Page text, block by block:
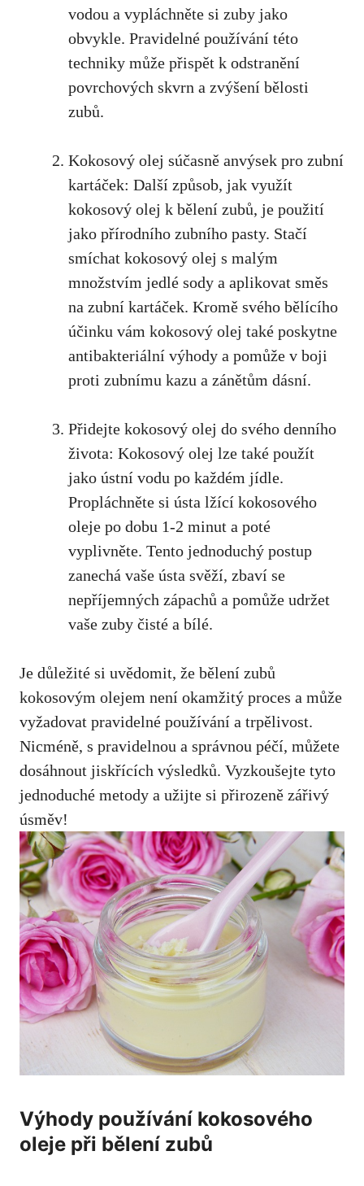
vodou a vypláchněte si zuby jako
obvykle. Pravidelné používání této
techniky může přispět k odstranění
povrchových skvrn a zvýšení bělosti
zubů.
Kokosový olej súčasně anvýsek pro zubní
kartáček: Další způsob, jak využít
kokosový olej k bělení zubů, je použití
jako přírodního zubního pasty. Stačí
smíchat kokosový olej s malým
množstvím jedlé sody a aplikovat směs
na zubní kartáček. Kromě svého bělícího
účinku vám kokosový olej také poskytne
antibakteriální výhody a pomůže v boji
proti zubnímu kazu a zánětům dásní.
Přidejte kokosový olej do svého denního
života: Kokosový olej lze také použít
jako ústní vodu po každém jídle.
Propláchněte si ústa lžící kokosového
oleje po dobu 1-2 minut a poté
vyplivněte. Tento jednoduchý postup
zanechá vaše ústa svěží, zbaví se
nepříjemných zápachů a pomůže udržet
vaše zuby čisté a bílé.
Je důležité si uvědomit, že bělení zubů
kokosovým olejem není okamžitý proces a může
vyžadovat pravidelné používání a trpělivost.
Nicméně, s pravidelnou a správnou péčí, můžete
dosáhnout jiskřících výsledků. Vyzkoušejte tyto
jednoduché metody a užijte si přirozeně zářivý
úsměv!
Výhody používání kokosového
oleje při bělení zubů